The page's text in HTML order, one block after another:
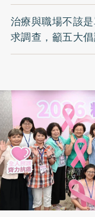
治療與職場不該
求調查，籲五大